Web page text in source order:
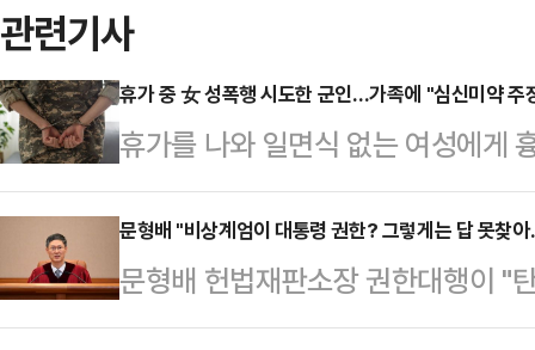
관련기사
휴가 중 女 성폭행 시도한 군인…가족에 "심신미약 주
휴가를 나와 일면식 없는 여성에게
군인이 범행 직후 가족에게 심신미
진술이 나왔다.18일 법조계에 따르
사)는 전날 성폭력범죄의 처벌 등에
소된 20대 A씨에 대한 2차 공판을
문형배 "비상계엄이 대통령 권한? 그렇게는 답 못찾
문형배 헌법재판소장 권한대행이 "
은 대통령의 권한 아니냐고 하는데